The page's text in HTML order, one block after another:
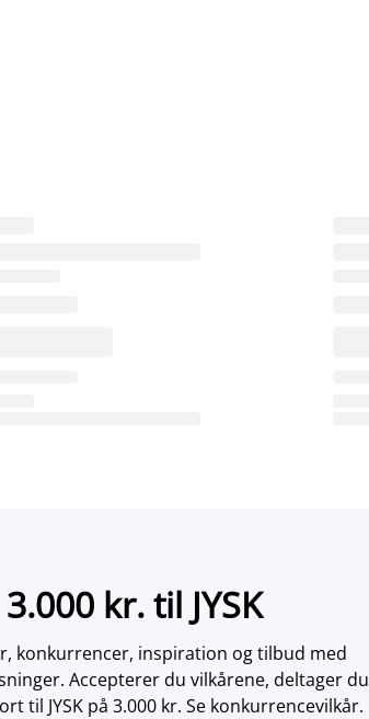
kr. til JYSK
konkurrencer, inspiration og tilbud med
Accepterer du vilkårene, deltager du
til JYSK på 3.000 kr. Se konkurrencevilkår.